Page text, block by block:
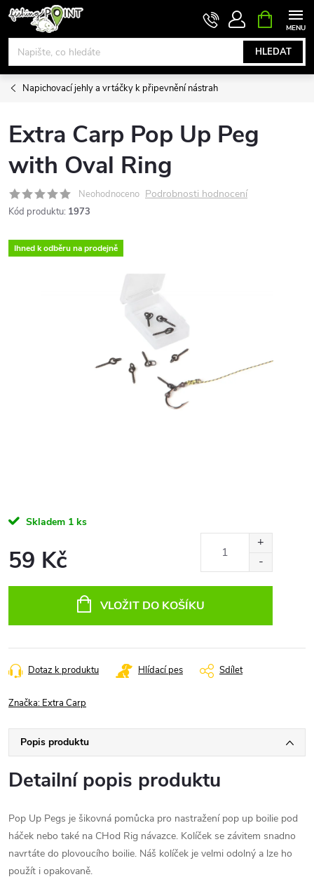
Přejít
obsah
HLEDAT
NÁKUPNÍ
KOŠÍK
Napichovací jehly a vrtáčky k připevnění nástrah
Extra Carp Pop Up Peg
with Oval Ring
Neohodnoceno Podrobnosti hodnocení
Kód produktu: 1973
Ihned k odběru na prodejně
Skladem 1 ks
59 Kč
VLOŽIT DO KOŠÍKU
Dotaz k produktu Hlídací pes Sdílet
Značka: Extra Carp
Popis produktu
Detailní popis produktu
Pop Up Pegs je šikovná pomůcka pro nastražení pop up boilie pod
háček nebo také na CHod Rig návazce. Kolíček se závitem snadno
navrtáte do plovoucího boilie. Náš kolíček je velmi odolný a lze ho
použít i opakovaně.